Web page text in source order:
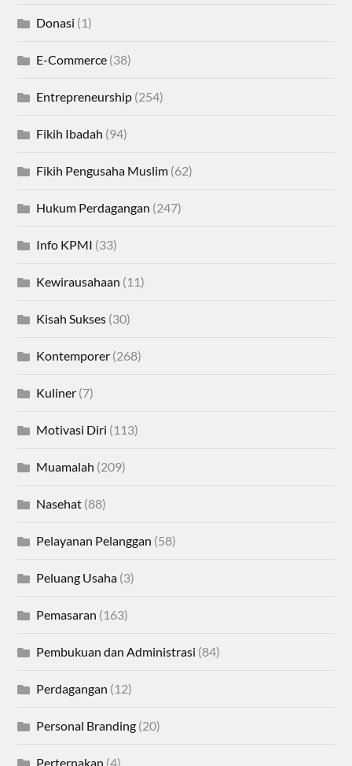
Donasi (1)
E-Commerce (38)
Entrepreneurship (254)
Fikih Ibadah (94)
Fikih Pengusaha Muslim (62)
Hukum Perdagangan (247)
Info KPMI (33)
Kewirausahaan (11)
Kisah Sukses (30)
Kontemporer (268)
Kuliner (7)
Motivasi Diri (113)
Muamalah (209)
Nasehat (88)
Pelayanan Pelanggan (58)
Peluang Usaha (3)
Pemasaran (163)
Pembukuan dan Administrasi (84)
Perdagangan (12)
Personal Branding (20)
Perternakan (4)